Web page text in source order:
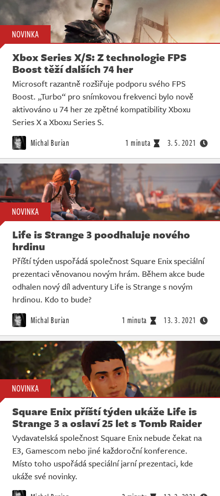
NOVINKA
Xbox Series X/S: Z technologie FPS
Boost těží dalších 74 her
Microsoft razantně rozšiřuje podporu svého FPS
Boost. „Turbo“ pro snímkovou frekvenci bylo nově
aktivováno u 74 her ze zpětné kompatibility Xboxu
Series X a Xboxu Series S.
Michal Burian 1 minuta 3. 5. 2021
NOVINKA
Life is Strange 3 poodhaluje nového
hrdinu
Příští týden uspořádá společnost Square Enix speciální
prezentaci věnovanou novým hrám. Během akce bude
odhalen nový díl adventury Life is Strange s novým
hrdinou. Kdo to bude?
Michal Burian 1 minuta 13. 3. 2021
NOVINKA
Square Enix příští týden ukáže Life is
Strange 3 a oslaví 25 let s Tomb Raider
Vydavatelská společnost Square Enix nebude čekat na
E3, Gamescom nebo jiné každoroční konference.
Místo toho uspořádá speciální jarní prezentaci, kde
ukáže své novinky.